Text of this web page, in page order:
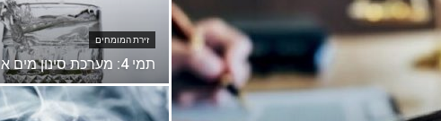
זירת המומחים
תמי 4: מערכת סינון מים איכותית